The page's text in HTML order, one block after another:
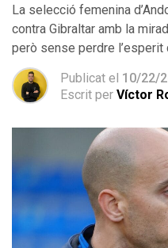
La selecció femenina
contra Gibraltar amb la
però sense perdre l’esperit
Publicat el 10/22/
Escrit per Víctor